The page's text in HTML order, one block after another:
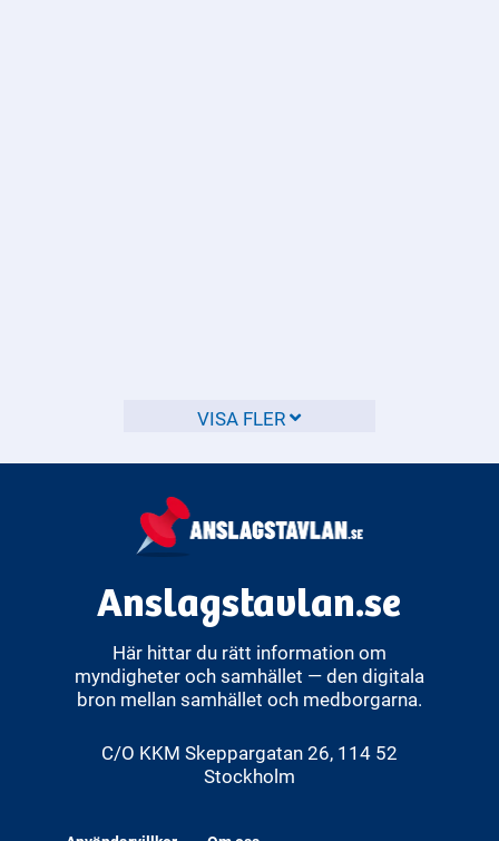
Statens haverikommissionens utredningar syftar till att
områden.
VISA FLER
Anslagstavlan.se
Här hittar du rätt information om
myndigheter och samhället — den digitala
bron mellan samhället och medborgarna.
C/O KKM Skeppargatan 26, 114 52
Stockholm